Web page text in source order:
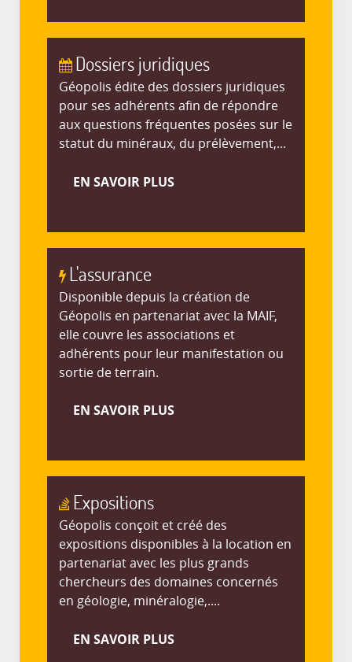
Dossiers juridiques
Géopolis édite des dossiers juridiques
pour ses adhérents afin de répondre
aux questions fréquentes posées sur le
statut du minéraux, du prélèvement,...
EN SAVOIR PLUS
L'assurance
Disponible depuis la création de
Géopolis en partenariat avec la MAIF,
elle couvre les associations et
adhérents pour leur manifestation ou
sortie de terrain.
EN SAVOIR PLUS
Expositions
Géopolis conçoit et créé des
expositions disponibles à la location en
partenariat avec les plus grands
chercheurs des domaines concernés
en géologie, minéralogie,....
EN SAVOIR PLUS